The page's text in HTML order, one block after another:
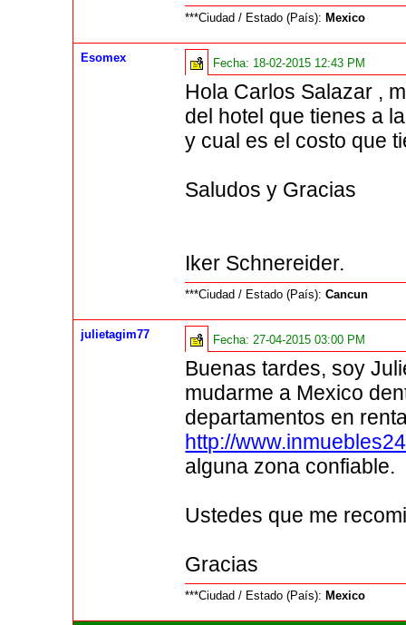
***Ciudad / Estado (País): Mexico
Esomex Fecha: 18-02-2015 12:43 PM
Hola Carlos Salazar ,
del hotel que tienes a
y cual es el costo que
Saludos y Gracias
Iker Schnereider.
***Ciudad / Estado (País):Cancun
julietagim77 Fecha:27-04-2015 03:00 PM
Buenas tardes, soy
mudarme a Mexico
departamentos en
http://
alguna zona confiable.
Ustedes que me
Gracias
***Ciudad / Estado (País): Mexico